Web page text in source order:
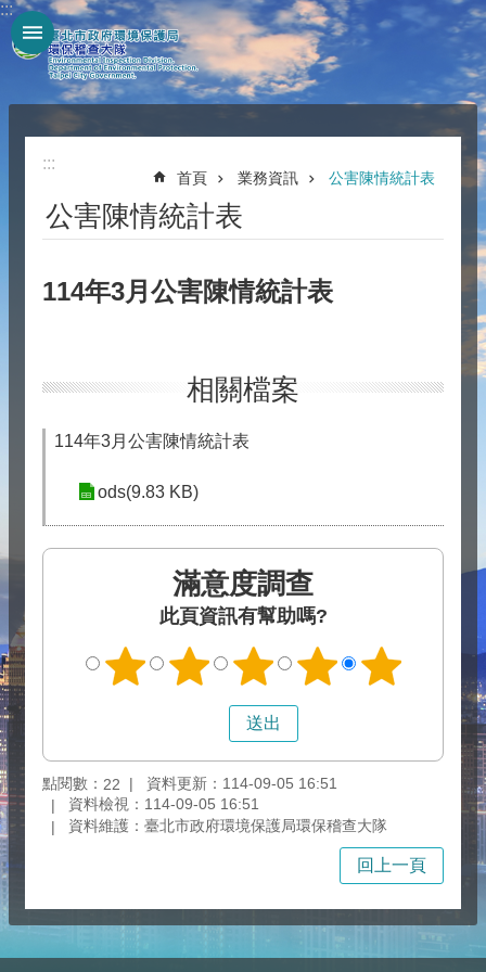
跳到主要內容區塊
:::
:::
首頁 業務資訊 公害陳情統計表
公害陳情統計表
114年3月公害陳情統計表
相關檔案
114年3月公害陳情統計表
ods(9.83 KB)
滿意度調查
此頁資訊有幫助嗎?
點閱數： 22
資料更新：114-09-05 16:51
資料檢視：114-09-05 16:51
資料維護：臺北市政府環境保護局環保稽查大隊
回上一頁